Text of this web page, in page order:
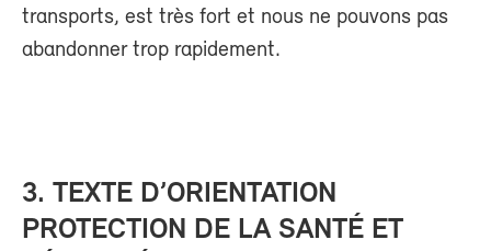
transports, est très fort et nous ne pouvons pas
abandonner trop rapidement.
3. TEXTE D’ORIENTATION
PROTECTION DE LA SANTÉ ET